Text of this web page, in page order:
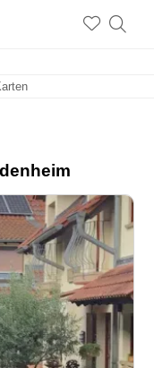
Pfalz